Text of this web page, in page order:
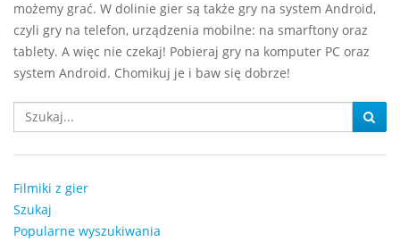
możemy grać. W dolinie gier są także gry na system Android,
czyli gry na telefon, urządzenia mobilne: na smarftony oraz
tablety. A więc nie czekaj! Pobieraj gry na komputer PC oraz
system Android. Chomikuj je i baw się dobrze!
Filmiki z gier
Szukaj
Popularne wyszukiwania